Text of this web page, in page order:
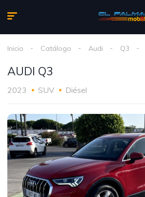
Inicio Catálogo Audi Q3
AUDI Q3
2023 SUV Diésel